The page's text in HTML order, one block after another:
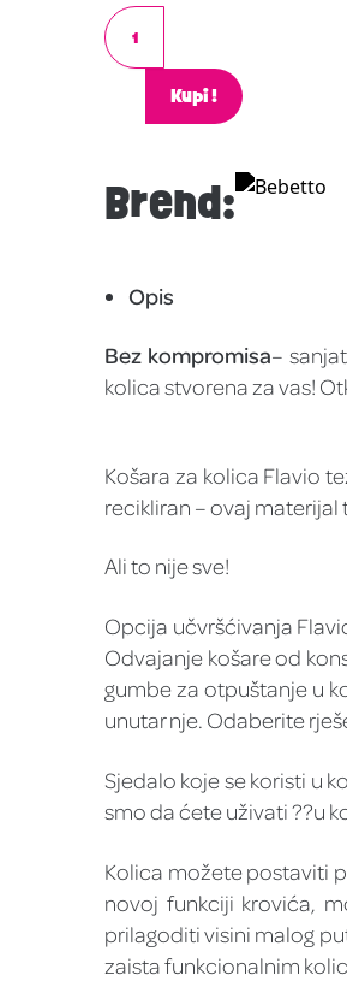
Kupi!
Brend:
Opis
Bez kompromisa–
kolica stvorena za vas!
Košara za kolica Flavio
recikliran – ovaj
Ali to nije sve!
Opcija učvršćivanja
Odvajanje košare od
gumbe za otpuštanje u
unutar nje. Odaberite
Sjedalo koje se koristi u
smo da ćete uživati ??u
Kolica možete postaviti
novoj funkciji krovića,
prilagoditi visini malog
zaista funkcionalnim